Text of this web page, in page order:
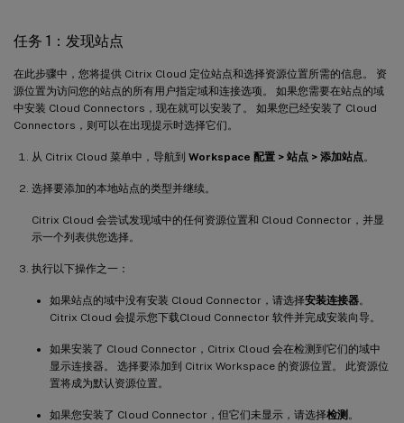
任务 1：发现站点
在此步骤中，您将提供 Citrix Cloud 定位站点和选择资源位置所需的信息。 资
源位置为访问您的站点的所有用户指定域和连接选项。 如果您需要在站点的域
中安装 Cloud Connectors，现在就可以安装了。 如果您已经安装了 Cloud
Connectors，则可以在出现提示时选择它们。
从 Citrix Cloud 菜单中，导航到 Workspace 配置 > 站点 > 添加站点。
选择要添加的本地站点的类型并继续。
Citrix Cloud 会尝试发现域中的任何资源位置和 Cloud Connector，并显
示一个列表供您选择。
执行以下操作之一：
如果站点的域中没有安装 Cloud Connector，请选择安装连接器。
Citrix Cloud 会提示您下载Cloud Connector 软件并完成安装向导。
如果安装了 Cloud Connector，Citrix Cloud 会在检测到它们的域中
显示连接器。 选择要添加到 Citrix Workspace 的资源位置。 此资源位
置将成为默认资源位置。
如果您安装了 Cloud Connector，但它们未显示，请选择检测 。